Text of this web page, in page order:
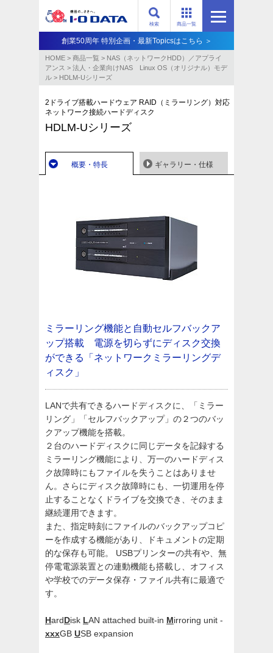
商品一覧
検索
創業50周年 特別企画・最新Topicsはこちら ＞
HOME > 商品一覧 > NAS（ネットワークHDD）／アプライ
アンス​ > 法人・企業向けNAS Linux OS（オリジナル）モデ
ル > HDLM-Uシリーズ
2ドライブ搭載ハードウェア RAID（ミラーリング）対応
ネットワーク接続ハードディスク
HDLM-Uシリーズ
概要・特長 ギャラリー・仕様
ミラーリング機能と自動セルフバックア
ップ搭載 電源を切らずにディスク交換
ができる「ネットワークミラーリングデ
ィスク」
LANで共有できるハードディスクに、「ミラー
リング」「セルフバックアップ」の２つのバッ
クアップ機能を搭載。
２台のハードディスクに同じデータを記録する
ミラーリング機能により、万一のハードディス
ク故障時にもファイルを失うことはありませ
ん。さらにディスク故障時にも、一切運用を停
止することなくドライブを交換でき、そのまま
継続運用できます。
また、指定時刻にファイルのバックアップコピ
ーを作成する機能があり、ドキュメントの定期
的な保存も可能。 USBプリンターの共有や、無
停電電源装置との連動機能も搭載し、オフィス
や学校でのデータ保存・ファイル共有に最適で
す。
HardDisk LAN attached built-in Mirroring unit -
xxxGB USB expansion